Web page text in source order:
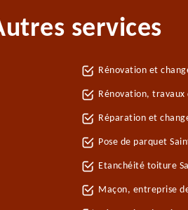
services
Rénovation et
Rénovation, travaux
Réparation et
Pose de parquet
Etanchéité toiture
Maçon, entreprise